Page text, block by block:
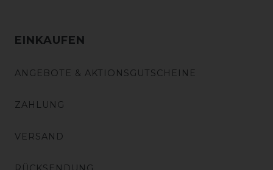
EINKAUFEN
ANGEBOTE & AKTIONSGUTSCHEINE
ZAHLUNG
VERSAND